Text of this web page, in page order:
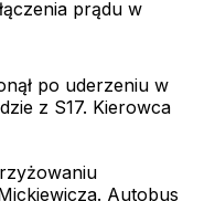
prądu w
po uderzeniu w
z S17. Kierowca
Autobus